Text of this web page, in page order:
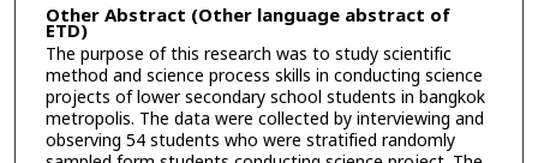
Other Abstract (Other language abstract of
ETD)
The purpose of this research was to study scientific
method and science process skills in conducting science
projects of lower secondary school students in bangkok
metropolis. The data were collected by interviewing and
observing 54 students who were stratified randomly